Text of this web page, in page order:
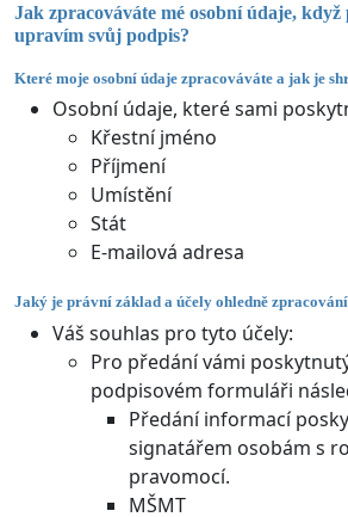
Jak zpracováváte mé osobní údaje, když
upravím svůj podpis?
Které moje osobní údaje zpracováváte a jak je
Osobní údaje, které sami
Křestní jméno
Příjmení
Umístění
Stát
E-mailová adresa
Jaký je právní základ a účely ohledně
Váš souhlas pro tyto účely:
Pro předání vámi
podpisovém formuláři
Předání informací
signatářem osobám s
pravomocí.
MŠMT